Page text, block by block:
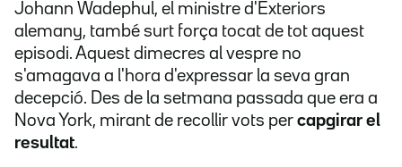
Johann Wadephul, el ministre d'Exteriors
alemany, també surt força tocat de tot aquest
episodi. Aquest dimecres al vespre no
s'amagava a l'hora d'expressar la seva gran
decepció. Des de la setmana passada que era a
Nova York, mirant de recollir vots per capgirar el
resultat.